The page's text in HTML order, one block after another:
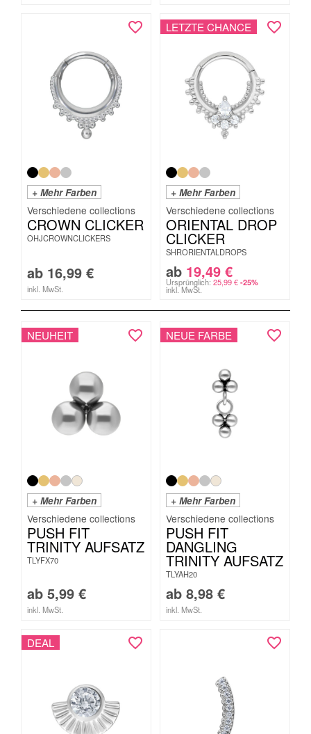
+ Mehr Farben
CROWN CLICKER
OHJCROWNCLICKERS
ab 16,99 €
inkl. MwSt.
LETZTE CHANCE
+ Mehr Farben
ORIENTAL DROP
CLICKER
SHRORIENTALDROPS
ab 19,49 €
Ursprünglich: 25,99€ -25%
inkl. MwSt.
NEUHEIT
+ Mehr Farben
PUSH FIT
TRINITY AUFSATZ
TLYFX70
ab 5,99 €
inkl. MwSt.
NEUE FARBE
+ Mehr Farben
PUSH FIT
DANGLING
TRINITY AUFSATZ
TLYAH20
ab 8,98 €
inkl. MwSt.
DEAL